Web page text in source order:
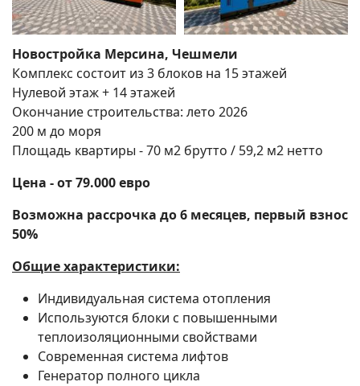
Новостройка Мерсина, Чешмели
Комплекс состоит из 3 блоков на 15 этажей
Нулевой этаж + 14 этажей
Окончание строительства: лето 2026
200 м до моря
Площадь квартиры - 70 м2 брутто / 59,2 м2 нетто
Цена - от 79.000 евро
Возможна рассрочка до 6 месяцев, первый взнос
50%
Общие характеристики:
Индивидуальная система отопления
Используются блоки с повышенными
теплоизоляционными свойствами
Современная система лифтов
Генератор полного цикла